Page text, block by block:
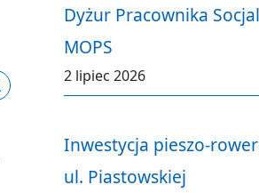
Dyżur Pracownika
MOPS
2 lipiec 2026
Inwestycja pieszo-
ul. Piastowskiej